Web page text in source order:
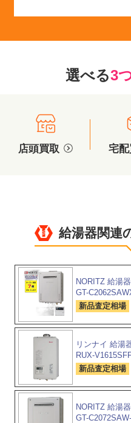
選べる3
店頭買取 宅
給湯器関連
NORITZ 給湯器
GT-
新品査定相場
リンナイ 給湯
RUX-
新品査定相場
NORITZ 給湯器
GT-C2072SAW-